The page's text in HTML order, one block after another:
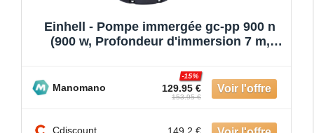
Einhell - Pompe immergée gc-pp 900 n
(900 w, Profondeur d'immersion 7 m,
Manomano 129.95 €
-15%
153.95 €
Cdiscount